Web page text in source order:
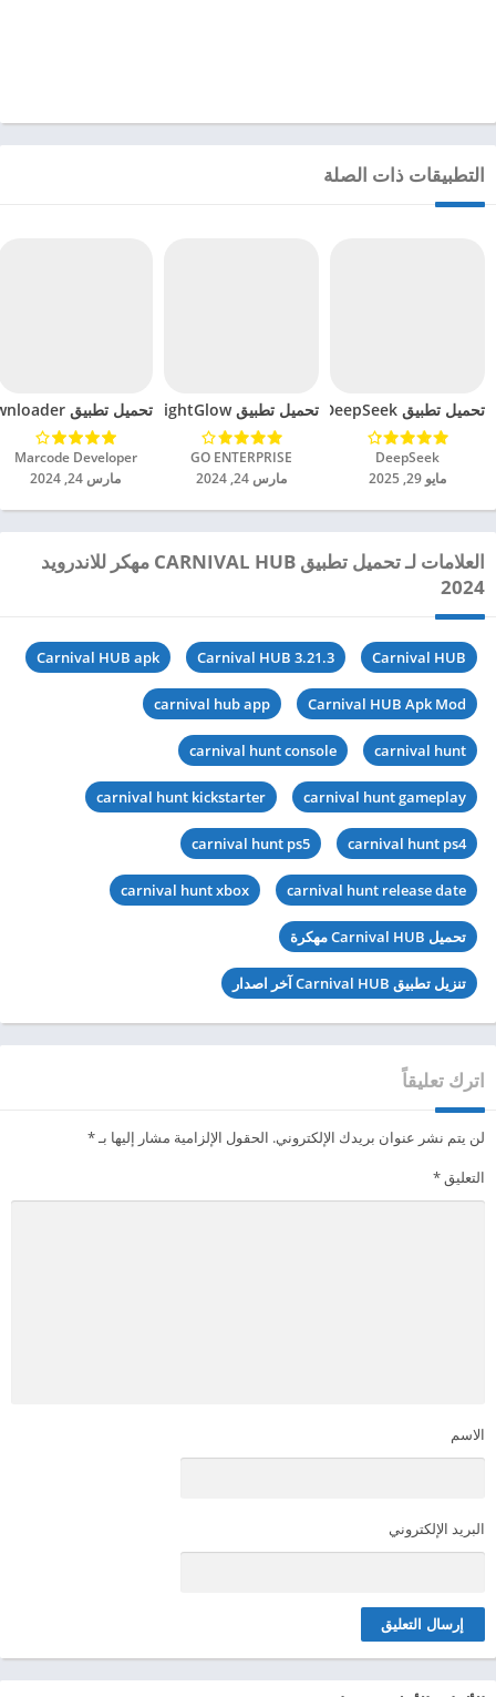
التطبيقات ذات الصلة
تحميل تطبيق DeepSeek مهكر للاندرويد 2025
DeepSeek‏
مايو 29, 2025
تحميل تطبيق BrightGlow مهكر للاندرويد 2024
GO ENTERPRISE‏
مارس 24, 2024
تحميل تطبيق mp4 video downloader مهكر للاندرويد 2024
Marcode Developer‏
مارس 24, 2024
العلامات لـ تحميل تطبيق CARNIVAL HUB مهكر للاندرويد
2024
Carnival HUB
Carnival HUB 3.21.3
Carnival HUB apk
Carnival HUB Apk Mod
carnival hub app
carnival hunt
carnival hunt console
carnival hunt gameplay
carnival hunt kickstarter
carnival hunt ps4
carnival hunt ps5
carnival hunt release date
carnival hunt xbox
تحميل Carnival HUB مهكرة
تنزيل تطبيق Carnival HUB آخر اصدار
اترك تعليقاً
لن يتم نشر عنوان بريدك الإلكتروني. الحقول الإلزامية مشار إليها بـ*
التعليق*
الاسم
البريد الإلكتروني